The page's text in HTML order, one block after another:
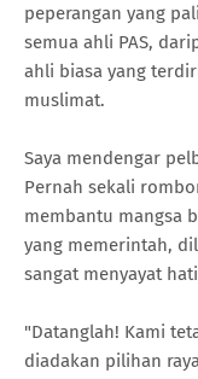
peperangan yang
semua ahli PAS,
ahli biasa yang
muslimat.
Saya mendengar
Pernah sekali
membantu mangsa
yang memerintah,
sangat menyayat
"Datanglah! Kami
diadakan pilihan